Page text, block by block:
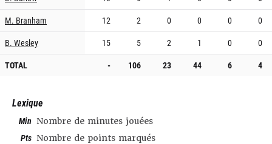
M. Branham
12 2 0 0 0
0
B. Wesley
15 5 2 1 0
0
TOTAL
- 106 23 44 6 4
Lexique
Min Nombre de minutes jouées
Pts Nombre de points marqués